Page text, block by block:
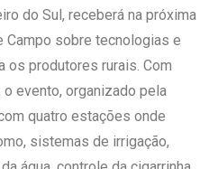
do Sul, receberá na próxima
Campo sobre tecnologias e
os produtores rurais. Com
evento, organizado pela
quatro estações onde
sistemas de irrigação,